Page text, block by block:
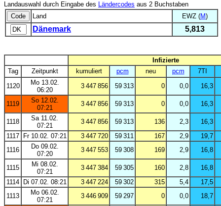
Landauswahl durch Eingabe des Ländercodes aus 2 Buchstaben
Land
EWZ (M)
Dänemark 5,813
Infizierte
Tag
Zeitpunkt kumuliert pcm neu pcm 7TI
1120
Mo 13.02.
06:20
3 447 856 59 313 0 0,0 16,3
1119
So 12.02.
07:21
3 447 856 59 313 0 0,0 16,3
1118
Sa 11.02.
07:21
3 447 856 59 313 136 2,3
16,3
1117
Fr 10.02. 07:21 3 447 720 59 311 167 2,9
19,7
1116
Do 09.02.
07:20
3 447 553 59 308 169 2,9 16,8
1115
Mi 08.02.
07:21
3 447 384 59 305 160 2,8
16,8
1114
Di 07.02. 08:21 3 447 224 59 302 315 5,4
17,5
1113
Mo 06.02.
07:21
3 446 909 59 297 0 0,0 18,7